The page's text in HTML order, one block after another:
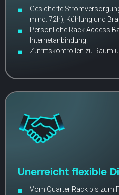
Gesicherte
mind. 72h), Kühlung und
Persönliche Rack Access
Internetanbindung.
Zutrittskontrollen zu Raum
Unerreicht flexible
Vom Quarter Rack bis zum